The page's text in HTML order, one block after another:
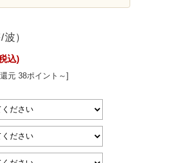
）
込)
元 38ポイント～]